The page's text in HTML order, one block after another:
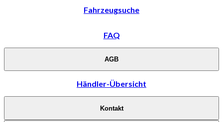
Fahrzeugsuche
FAQ
AGB
Händler-Übersicht
Kontakt